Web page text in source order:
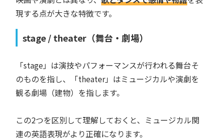
現する点が大きな特徴です。
stage / theater（舞台・劇場）
「stage」は演技やパフォーマンスが行われる舞台そ
のものを指し、「theater」はミュージカルや演劇を
観る劇場（建物）を指します。
この2つを区別して理解しておくと、ミュージカル関
連の英語表現がより正確になります。